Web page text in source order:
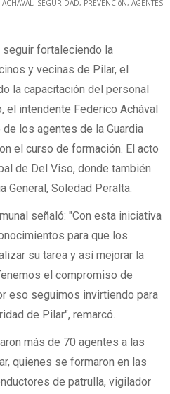
, SEGURIDAD, PREVENCIóN, AGENTES
seguir fortaleciendo la
y vecinas de Pilar, el
la capacitación del personal
el intendente Federico Achával
los agentes de la Guardia
el curso de formación. El acto
de Del Viso, donde también
General, Soledad Peralta.
señaló: "Con esta iniciativa
para que los
su tarea y así mejorar la
el compromiso de
eso seguimos invirtiendo para
de Pilar", remarcó.
más de 70 agentes a las
quienes se formaron en las
de patrulla, vigilador